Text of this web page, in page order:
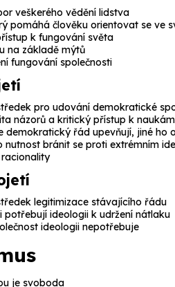
veškerého vědění lidstva
pomáhá člověku orientovat se ve
k fungování světa
na základě mýtů
fungování společnosti
pro udování demokratické
názorů a kritický přístup k
demokratický řád upevňují, jiné ho
nutnost bránit se proti extrémním
legitimizace stávajícího řádu
potřebují ideologii k udržení nátlaku
ideologii nepotřebuje
je svoboda